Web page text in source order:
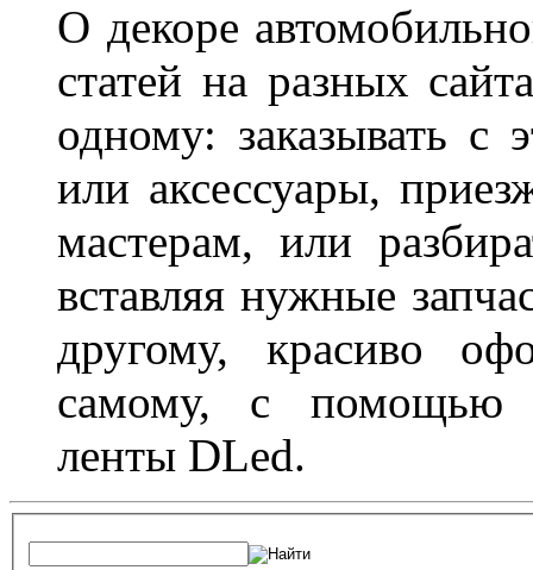
О декоре
статей на разных
одному: заказывать с
или аксессуары,
мастерам, или
вставляя нужные
другому, красиво
самому, с помощью
ленты DLed.